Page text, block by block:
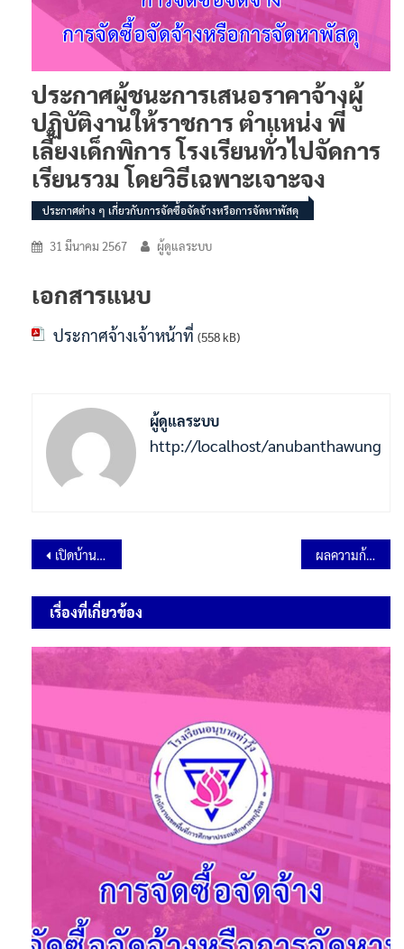
ประกาศผู้ชนะการเสนอราคาจ้างผู้
ปฏิบัติงานให้ราชการ ตำแหน่ง พี่
เลี้ยงเด็กพิการ โรงเรียนทั่วไปจัดการ
เรียนรวม โดยวิธีเฉพาะเจาะจง
ประกาศต่าง ๆ เกี่ยวกับการจัดซื้อจัดจ้างหรือการจัดหาพัสดุ
31 มีนาคม 2567 ผู้ดูแลระบบ
เอกสารแนบ
ประกาศจ้างเจ้าหน้าที่ (558 kB)
ผู้ดูแลระบบ
http://localhost/anubanthawung
เปิดบ้านวิชาการ Open House 2566 ผลความก้าวหน้าในการดำเนินงานประจำปี พ.ศ.2567 ข้อมูล ณ วันที่ 31 มีนาคม 2567
เรื่องที่เกี่ยวข้อง